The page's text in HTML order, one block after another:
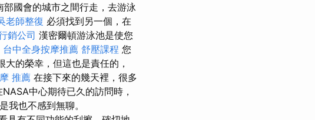
國會的城市之間行走，去游泳
老師整復 必須找到另一個，在
銷公司 漢密爾頓游泳池是使您
台中全身按摩推薦 舒壓課程 您
的榮幸，但這也是責任的，
推薦 在接下來的幾天裡，很多
中心期待已久的訪問時，
我也不感到無聊。